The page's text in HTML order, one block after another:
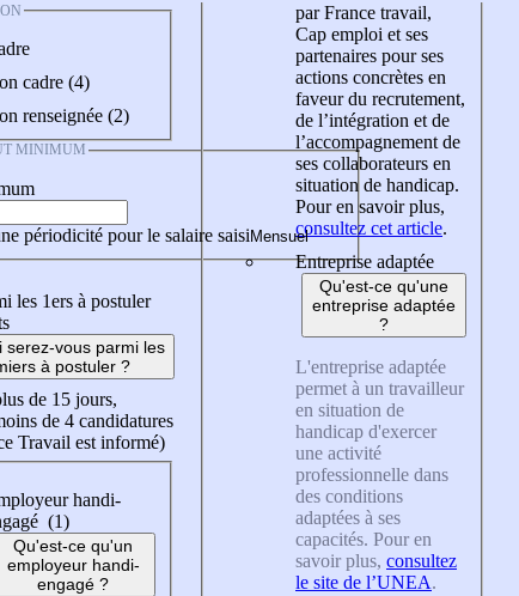
cadre (4)
renseignée (2)
MINIMUM
périodicité pour le salaire saisi
les 1ers à postuler
serez-vous parmi les
à postuler ?
de 15 jours,
de 4 candidatures
Travail est informé)
handi-
(1)
Qu'est-ce qu'un
employeur handi-
engagé ?
par France travail,
Cap emploi et ses
partenaires pour ses
actions concrètes en
faveur du recrutement,
de l’intégration et de
l’accompagnement de
ses collaborateurs en
situation de handicap.
Pour en savoir plus,
consultez cet article.
Entreprise adaptée
Qu'est-ce qu'une
entreprise adaptée
?
L'entreprise adaptée
permet à un travailleur
en situation de
handicap d'exercer
une activité
professionnelle dans
des conditions
adaptées à ses
capacités. Pour en
savoir plus, consultez
le site de l’UNEA.